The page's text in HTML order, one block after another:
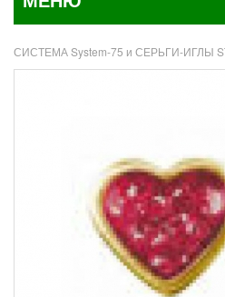
СИСТЕМА System-75 и СЕРЬГИ-ИГЛЫ